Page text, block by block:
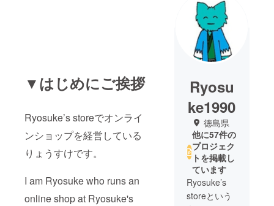
▼はじめにご挨拶
Ryosuke’s storeでオンライ
ンショップを経営している
りょうすけです。
I am Ryosuke who runs an
online shop at Ryosuke's
Ryosu
ke1990
徳島県
他に57件の
プロジェク
トを掲載し
ています
Ryosuke’s
storeという